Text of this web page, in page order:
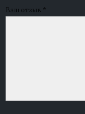
Ваш отзыв *